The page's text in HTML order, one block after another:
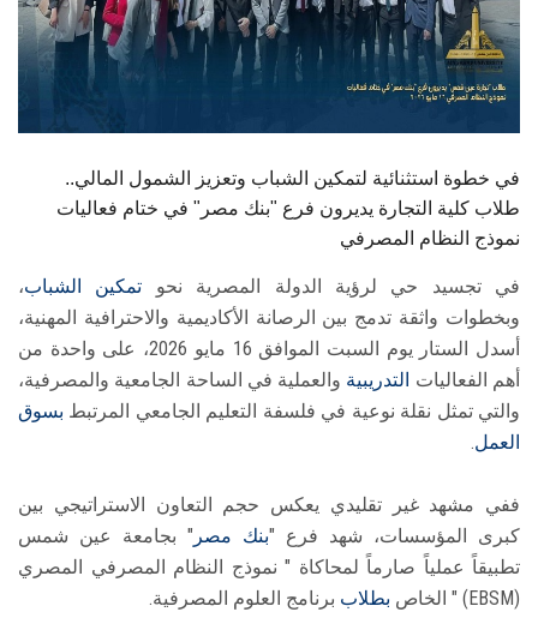
الزائـرون
في خطوة استثنائية لتمكين الشباب وتعزيز الشمول المالي..
طلاب كلية التجارة يديرون فرع "بنك مصر" في ختام فعاليات
نموذج النظام المصرفي
في تجسيد حي لرؤية الدولة المصرية نحو تمكين الشباب،
وبخطوات واثقة تدمج بين الرصانة الأكاديمية والاحترافية المهنية،
أسدل الستار يوم السبت الموافق 16 مايو 2026، على واحدة من
أهم الفعاليات التدريبية والعملية في الساحة الجامعية والمصرفية،
والتي تمثل نقلة نوعية في فلسفة التعليم الجامعي المرتبط بسوق
العمل.
ففي مشهد غير تقليدي يعكس حجم التعاون الاستراتيجي بين
كبرى المؤسسات، شهد فرع "بنك مصر " بجامعة عين شمس
تطبيقاً عملياً صارماً لمحاكاة " نموذج النظام المصرفي المصري
(EBSM) " الخاص
بطلاب برنامج العلوم المصرفية.